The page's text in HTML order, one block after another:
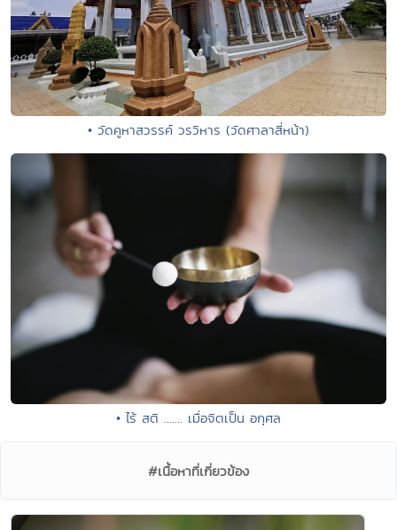
• วัดคูหาสวรรค์ วรวิหาร (วัดศาลาสี่หน้า)
• ไร้ สติ ....... เมื่อจิตเป็น อกุศล
#เนื้อหาที่เกี่ยวข้อง